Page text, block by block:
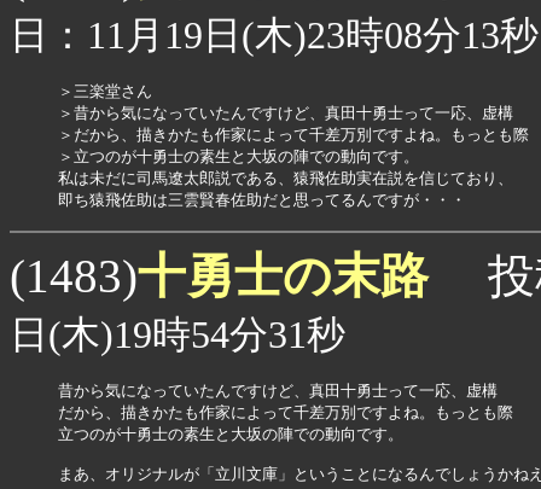
日：11月19日(木)23時08分13秒
＞三楽堂さん
＞昔から気になっていたんですけど、真田十勇士って一応、虚構
＞だから、描きかたも作家によって千差万別ですよね。もっとも際
＞立つのが十勇士の素生と大坂の陣での動向です。
私は未だに司馬遼太郎説である、猿飛佐助実在説を信じており、
即ち猿飛佐助は三雲賢春佐助だと思ってるんですが・・・
(1483)十勇士の末路 投
日(木)19時54分31秒
昔から気になっていたんですけど、真田十勇士って一応、虚構
だから、描きかたも作家によって千差万別ですよね。もっとも際
立つのが十勇士の素生と大坂の陣での動向です。
まあ、オリジナルが「立川文庫」ということになるんでしょうかね